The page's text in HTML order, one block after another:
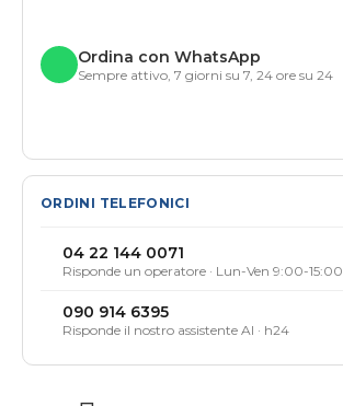
Ordina con WhatsApp
Sempre attivo, 7 giorni su 7, 24 ore su 24
ORDINI TELEFONICI
04 22 144 0071
Risponde un operatore · Lun-Ven 9:00-15:00
090 914 6395
Risponde il nostro assistente AI · h24